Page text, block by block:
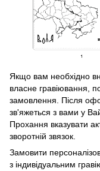
Якщо вам необхідно
власне гравіювання,
замовлення. Після
зв'яжеться з вами у
Прохання вказувати
зворотній звязок.
Замовити
з індивідуальним